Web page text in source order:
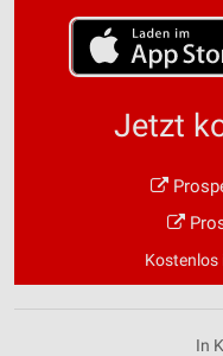
Jetzt
Kostenlos
In